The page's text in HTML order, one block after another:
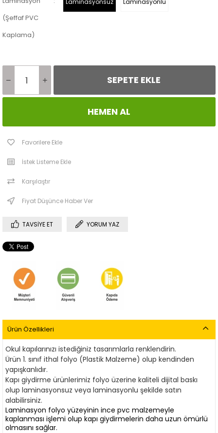
(Şeffaf PVC
Kaplama)
Laminasyonsuz Laminasyonlu
Favorilere Ekle
İstek Listeme Ekle
Karşılaştır
Fiyat Düşünce Haber Ver
TAVSIYE ET YORUM YAZ
Ürün Özellikleri
Okul kapılarınızı istediğiniz tasarımlarla renklendirin.
Ürün 1. sınıf ithal folyo (Plastik Malzeme) olup kendinden
yapışkanlıdır.
Kapı giydirme ürünlerimiz folyo üzerine kaliteli dijital baskı
olup laminasyonsuz veya laminasyonlu şekilde satın
alabilirsiniz.
Laminasyon folyo yüzeyinin ince pvc malzemeyle
kaplanması işlemi olup kapı giydirmelerin daha uzun ömürlü
olmasını sağlar.